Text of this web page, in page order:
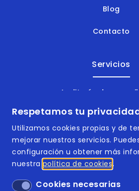
Respetamos tu
Utilizamos cookies propias y de
mejorar nuestros servicios.
configuración u obtener más
nuestra política de cookies
Cookies necesarias
Blog
Contacto
Servicios
Auditoría de
Consultoría de
Formación en
Documentos